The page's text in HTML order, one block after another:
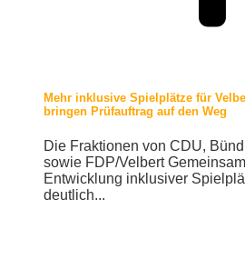
Mehr inklusive Spielplätze für
bringen Prüfauftrag auf den Weg
Die Fraktionen von CDU,
sowie FDP/Velbert
Entwicklung inklusiver
deutlich...